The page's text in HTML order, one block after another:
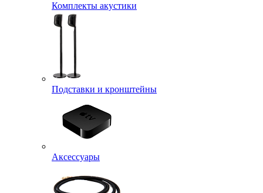
Комплекты акустики
Подставки и кронштейны
Аксессуары